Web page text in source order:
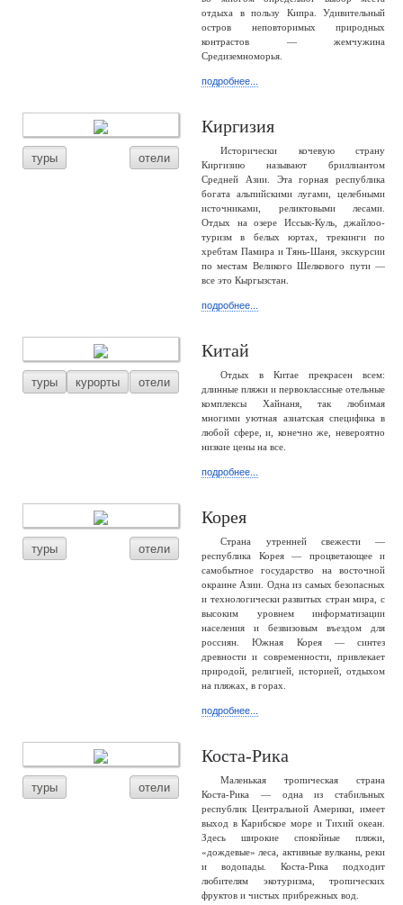
отдыха в пользу Кипра. Удивительный
остров неповторимых природных
контрастов — жемчужина
Средиземноморья.
подробнее...
туры отели
Киргизия
Исторически кочевую страну
Киргизию называют бриллиантом
Средней Азии. Эта горная республика
богата альпийскими лугами, целебными
источниками, реликтовыми лесами.
Отдых на озере Иссык-Куль, джайлоо-
туризм в белых юртах, трекинги по
хребтам Памира и Тянь-Шаня, экскурсии
по местам Великого Шелкового пути —
все это Кыргызстан.
подробнее...
туры курорты отели
Китай
Отдых в Китае прекрасен всем:
длинные пляжи и первоклассные отельные
комплексы Хайнаня, так любимая
многими уютная азиатская специфика в
любой сфере, и, конечно же, невероятно
низкие цены на все.
подробнее...
туры отели
Корея
Страна утренней свежести —
республика Корея — процветающее и
самобытное государство на восточной
окраине Азии. Одна из самых безопасных
и технологически развитых стран мира, с
высоким уровнем информатизации
населения и безвизовым въездом для
россиян. Южная Корея — синтез
древности и современности, привлекает
природой, религией, историей, отдыхом
на пляжах, в горах.
подробнее...
туры отели
Коста-Рика
Маленькая тропическая страна
Коста-Рика — одна из стабильных
республик Центральной Америки, имеет
выход в Карибское море и Тихий океан.
Здесь широкие спокойные пляжи,
«дождевые» леса, активные вулканы, реки
и водопады. Коста-Рика подходит
любителям экотуризма, тропических
фруктов и чистых прибрежных вод.